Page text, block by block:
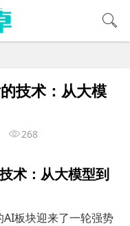
技术：从大模
268
术：从大模型到
板块迎来了一轮强势